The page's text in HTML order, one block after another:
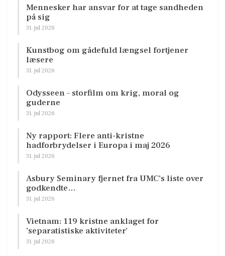
Mennesker har ansvar for at tage sandheden
på sig
31. jul 2026
Kunstbog om gådefuld længsel fortjener
læsere
31. jul 2026
Odysseen – storfilm om krig, moral og
guderne
31. jul 2026
Ny rapport: Flere anti-kristne
hadforbrydelser i Europa i maj 2026
31. jul 2026
Asbury Seminary fjernet fra UMC’s liste over
godkendte…
31. jul 2026
Vietnam: 119 kristne anklaget for
’separatistiske aktiviteter’
31. jul 2026